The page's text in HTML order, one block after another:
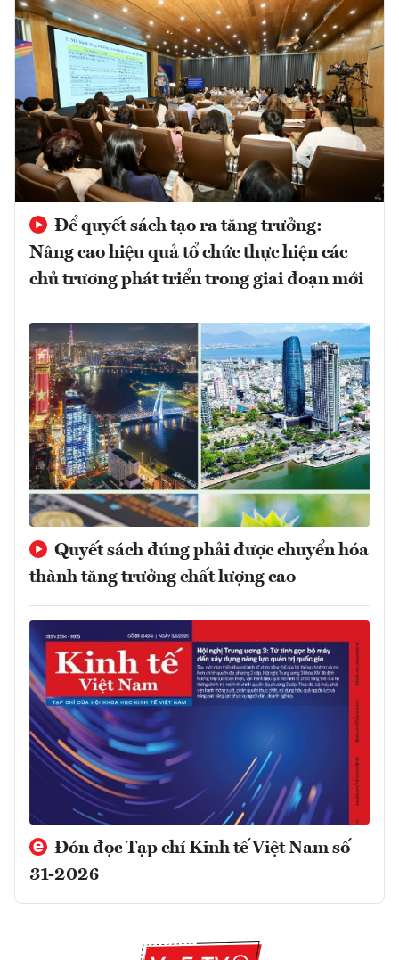
Để quyết sách tạo ra tăng trưởng:
Nâng cao hiệu quả tổ chức thực hiện các
chủ trương phát triển trong giai đoạn mới
Quyết sách đúng phải được chuyển hóa
thành tăng trưởng chất lượng cao
Đón đọc Tạp chí Kinh tế Việt Nam số
31-2026